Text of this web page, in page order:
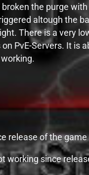
the purge
altough the
There is a very
PvE-Servers. It is
release of the game
working since